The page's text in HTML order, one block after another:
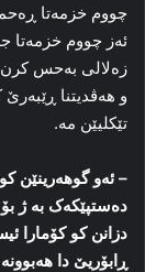
چووم خزمه‌تا
ئه‌ز چووم خزمه‌تا
زه‌لالی به‌حس کرن.
و هه‌ڤدیتنا
تێکلیێن مه‌.
– ئه‌و گوهه‌رینێن
ده‌ستپێکه‌ک به‌ ژ بۆ
دزانن کو کۆمارا
ڕابۆریێ دا